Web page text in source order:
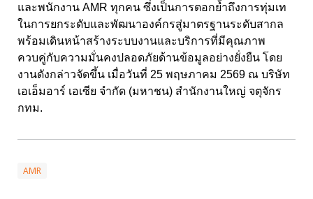
และพนักงาน AMR ทุกคน ซึ่งเป็นการตอกย้ำถึงการทุ่มเท
ในการยกระดับและพัฒนาองค์กรสู่มาตรฐานระดับสากล
พร้อมเดินหน้าสร้างระบบงานและบริการที่มีคุณภาพ
ควบคู่กับความมั่นคงปลอดภัยด้านข้อมูลอย่างยั่งยืน โดย
งานดังกล่าวจัดขึ้น เมื่อวันที่ 25 พฤษภาคม 2569 ณ บริษัท
เอเอ็มอาร์ เอเซีย จำกัด (มหาชน) สำนักงานใหญ่ จตุจักร
กทม.
AMR